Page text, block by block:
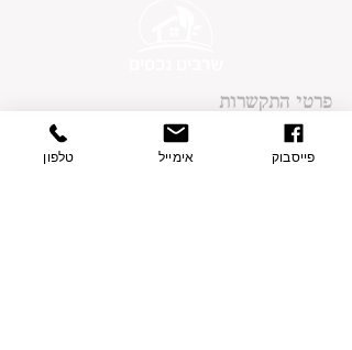
פרטי התקשרות
077-9335060
טלפון אימייל פייסבוק